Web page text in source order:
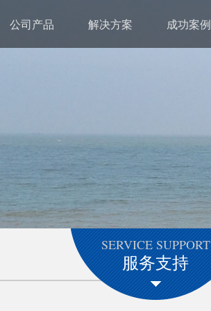
公司产品 解决方案 成功案例
SERVICE SUPPORT
服务支持